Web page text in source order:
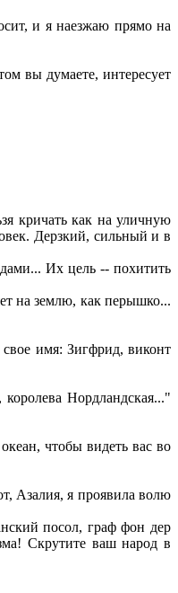
и я наезжаю прямо на
вы думаете, интересует
кричать как на уличную
Дерзкий, сильный и в
Их цель -- похитить
на землю, как перышко...
имя: Зигфрид, виконт
Нордландская..."
чтобы видеть вас во
Азалия, я проявила волю
посол, граф фон дер
Скрутите ваш народ в